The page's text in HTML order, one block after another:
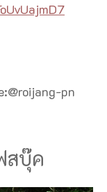
pn
สบุ๊ค